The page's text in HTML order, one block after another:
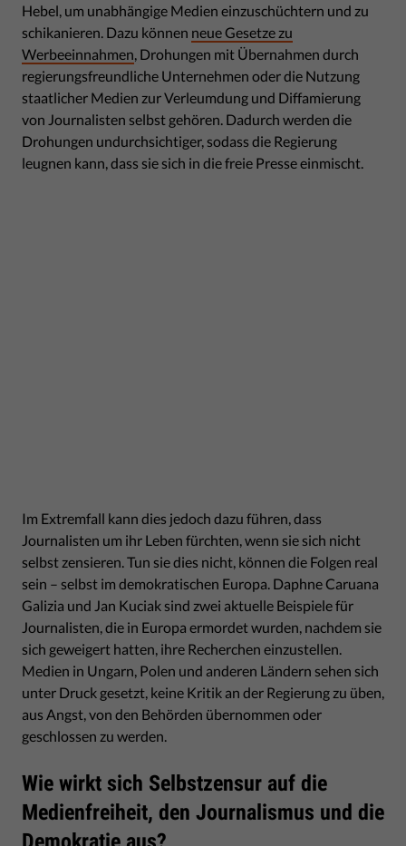
Hebel, um unabhängige Medien einzuschüchtern und zu
schikanieren. Dazu können neue Gesetze zu
Werbeeinnahmen , Drohungen mit Übernahmen durch
regierungsfreundliche Unternehmen oder die Nutzung
staatlicher Medien zur Verleumdung und Diffamierung
von Journalisten selbst gehören. Dadurch werden die
Drohungen undurchsichtiger, sodass die Regierung
leugnen kann, dass sie sich in die freie Presse einmischt.
Im Extremfall kann dies jedoch dazu führen, dass
Journalisten um ihr Leben fürchten, wenn sie sich nicht
selbst zensieren. Tun sie dies nicht, können die Folgen real
sein – selbst im demokratischen Europa. Daphne Caruana
Galizia und Jan Kuciak sind zwei aktuelle Beispiele für
Journalisten, die in Europa ermordet wurden, nachdem sie
sich geweigert hatten, ihre Recherchen einzustellen.
Medien in Ungarn, Polen und anderen Ländern sehen sich
unter Druck gesetzt, keine Kritik an der Regierung zu üben,
aus Angst, von den Behörden übernommen oder
geschlossen zu werden.
Wie wirkt sich Selbstzensur auf die
Medienfreiheit, den Journalismus und die